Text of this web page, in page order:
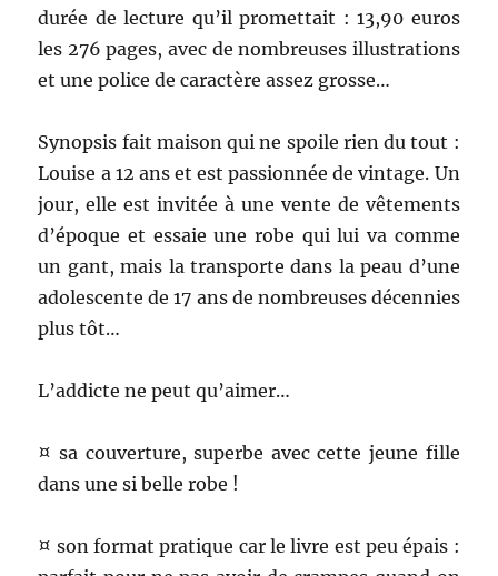
durée de lecture qu’il promettait : 13,90 euros
les 276 pages, avec de nombreuses illustrations
et une police de caractère assez grosse…
Synopsis fait maison qui ne spoile rien du tout :
Louise a 12 ans et est passionnée de vintage. Un
jour, elle est invitée à une vente de vêtements
d’époque et essaie une robe qui lui va comme
un gant, mais la transporte dans la peau d’une
adolescente de 17 ans de nombreuses décennies
plus tôt…
L’addicte ne peut qu’aimer…
¤ sa couverture, superbe avec cette jeune fille
dans une si belle robe !
¤ son format pratique car le livre est peu épais :